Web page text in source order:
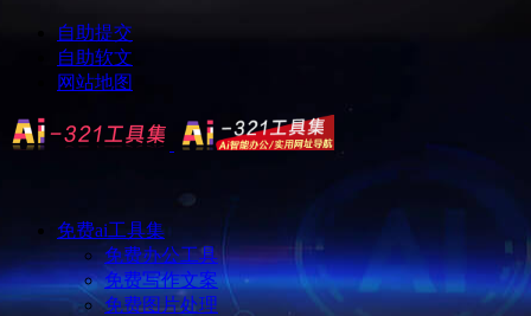
自助提交
自助软文
网站地图
免费ai工具集
免费办公工具
免费写作文案
免费图片处理